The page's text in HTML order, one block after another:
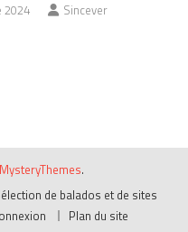
2024 Sincever
MysteryThemes.
de balados et de sites
Plan du site